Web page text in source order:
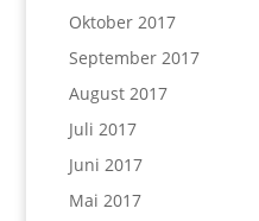
Oktober 2017
September 2017
August 2017
Juli 2017
Juni 2017
Mai 2017